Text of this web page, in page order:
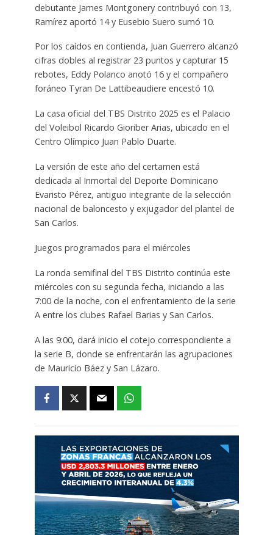
debutante James Montgonery contribuyó con 13,
Ramírez aportó 14 y Eusebio Suero sumó 10.
Por los caídos en contienda, Juan Guerrero alcanzó
cifras dobles al registrar 23 puntos y capturar 15
rebotes, Eddy Polanco anotó 16 y el compañero
foráneo Tyran De Lattibeaudiere encestó 10.
La casa oficial del TBS Distrito 2025 es el Palacio
del Voleibol Ricardo Gioriber Arias, ubicado en el
Centro Olímpico Juan Pablo Duarte.
La versión de este año del certamen está
dedicada al Inmortal del Deporte Dominicano
Evaristo Pérez, antiguo integrante de la selección
nacional de baloncesto y exjugador del plantel de
San Carlos.
Juegos programados para el miércoles
La ronda semifinal del TBS Distrito continúa este
miércoles con su segunda fecha, iniciando a las
7:00 de la noche, con el enfrentamiento de la serie
A entre los clubes Rafael Barias y San Carlos.
A las 9:00, dará inicio el cotejo correspondiente a
la serie B, donde se enfrentarán las agrupaciones
de Mauricio Báez y San Lázaro.